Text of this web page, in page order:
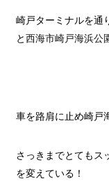
崎戸ターミナルを通
と西海市崎戸海浜公
車を路肩に止め崎戸
さっきまでとてもス
を変えている！